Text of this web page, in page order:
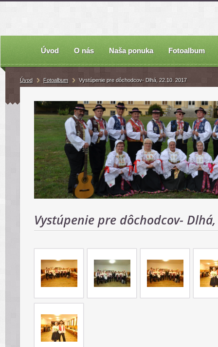
Úvod O nás Naša ponuka Fotoalbum
Úvod Fotoalbum Vystúpenie pre dôchodcov- Dlhá, 22.10. 2017
Vystúpenie pre dôchodcov-